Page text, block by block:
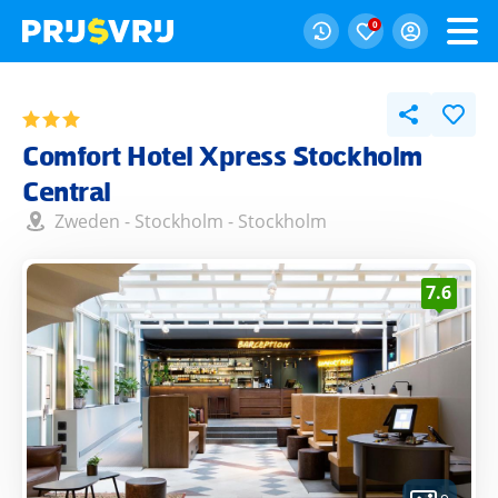
0
Comfort Hotel Xpress Stockholm
Central
Zweden - Stockholm - Stockholm
7.6